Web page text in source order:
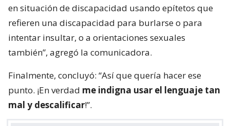
en situación de discapacidad usando epítetos que
refieren una discapacidad para burlarse o para
intentar insultar, o a orientaciones sexuales
también”, agregó la comunicadora.
Finalmente, concluyó: “Así que quería hacer ese
punto. ¡En verdad me indigna usar el lenguaje tan
mal y descalificar!”.